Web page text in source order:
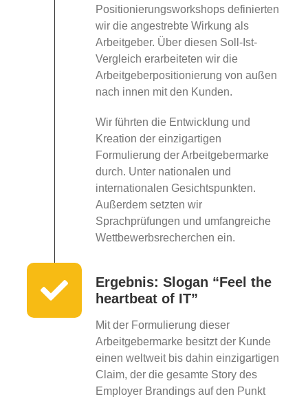
Positionierungsworkshops definierten
wir die angestrebte Wirkung als
Arbeitgeber. Über diesen Soll-Ist-
Vergleich erarbeiteten wir die
Arbeitgeberpositionierung von außen
nach innen mit den Kunden.
Wir führten die Entwicklung und
Kreation der einzigartigen
Formulierung der Arbeitgebermarke
durch. Unter nationalen und
internationalen Gesichtspunkten.
Außerdem setzten wir
Sprachprüfungen und umfangreiche
Wettbewerbsrecherchen ein.
Ergebnis: Slogan “Feel the
heartbeat of IT”
Mit der Formulierung dieser
Arbeitgebermarke besitzt der Kunde
einen weltweit bis dahin einzigartigen
Claim, der die gesamte Story des
Employer Brandings auf den Punkt